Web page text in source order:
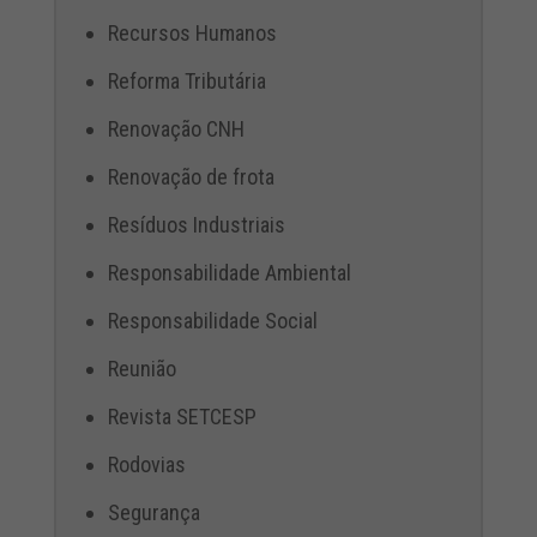
Recursos Humanos
Reforma Tributária
Renovação CNH
Renovação de frota
Resíduos Industriais
Responsabilidade Ambiental
Responsabilidade Social
Reunião
Revista SETCESP
Rodovias
Segurança